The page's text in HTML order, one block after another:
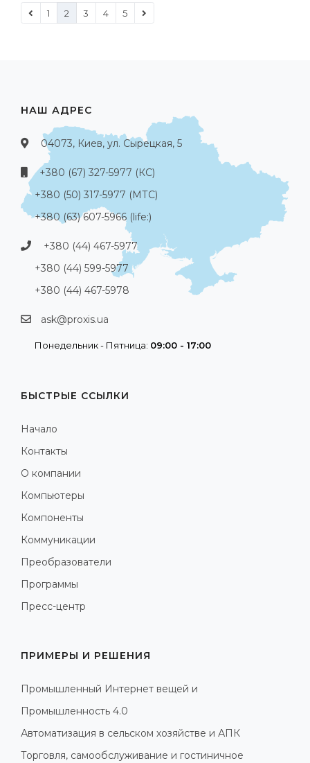
1 2 3 4 5
НАШ АДРЕС
04073, Киев, ул. Сырецкая, 5
+380 (67) 327-5977 (КС)
+380 (50) 317-5977 (МТС)
+380 (63) 607-5966 (life:)
+380 (44) 467-5977
+380 (44) 599-5977
+380 (44) 467-5978
ask@proxis.ua
Понедельник - Пятница: 09:00 - 17:00
БЫСТРЫЕ ССЫЛКИ
Начало
Контакты
О компании
Компьютеры
Компоненты
Коммуникации
Преобразователи
Программы
Пресс-центр
ПРИМЕРЫ И РЕШЕНИЯ
Промышленный Интернет вещей и
Промышленность 4.0
Автоматизация в сельском хозяйстве и АПК
Торговля, самообслуживание и гостиничное